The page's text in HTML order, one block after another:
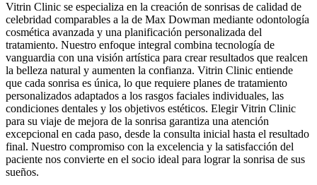
Vitrin Clinic se especializa en la creación de sonrisas de calidad de
celebridad comparables a la de Max Dowman mediante odontología
cosmética avanzada y una planificación personalizada del
tratamiento. Nuestro enfoque integral combina tecnología de
vanguardia con una visión artística para crear resultados que realcen
la belleza natural y aumenten la confianza. Vitrin Clinic entiende
que cada sonrisa es única, lo que requiere planes de tratamiento
personalizados adaptados a los rasgos faciales individuales, las
condiciones dentales y los objetivos estéticos. Elegir Vitrin Clinic
para su viaje de mejora de la sonrisa garantiza una atención
excepcional en cada paso, desde la consulta inicial hasta el resultado
final. Nuestro compromiso con la excelencia y la satisfacción del
paciente nos convierte en el socio ideal para lograr la sonrisa de sus
sueños.